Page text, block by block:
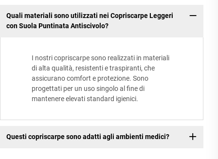
Quali materiali sono utilizzati nei Copriscarpe Leggeri
con Suola Puntinata Antiscivolo?
I nostri copriscarpe sono realizzati in materiali
di alta qualità, resistenti e traspiranti, che
assicurano comfort e protezione. Sono
progettati per un uso singolo al fine di
mantenere elevati standard igienici.
Questi copriscarpe sono adatti agli ambienti medici?